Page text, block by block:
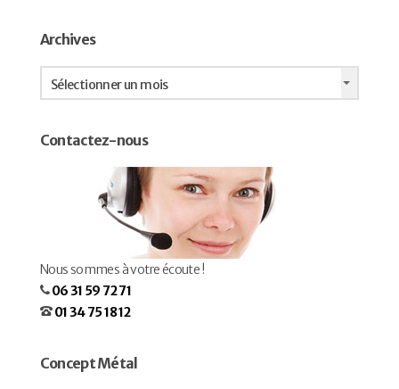
Archives
Archives
Sélectionner un mois
Contactez-nous
Nous sommes à votre écoute !
06 31 59 72 71
01 34 75 18 12
Concept Métal